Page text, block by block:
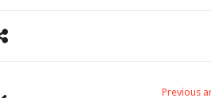
Previous